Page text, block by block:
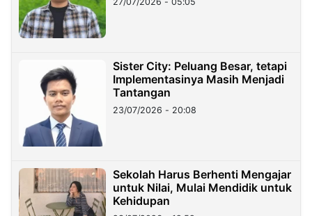
Sister City: Peluang Besar, tetapi
Implementasinya Masih Menjadi
Tantangan
23/07/2026 - 20:08
Sekolah Harus Berhenti Mengajar
untuk Nilai, Mulai Mendidik untuk
Kehidupan